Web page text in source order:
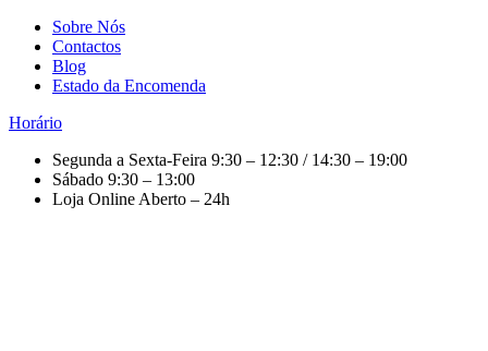
Sobre Nós
Contactos
Blog
Estado da Encomenda
Horário
Segunda a Sexta-Feira 9:30 – 12:30 / 14:30 – 19:00
Sábado 9:30 – 13:00
Loja Online Aberto – 24h